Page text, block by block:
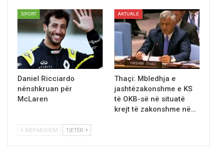
SPORT
Daniel Ricciardo
nënshkruan për
McLaren
AKTUALE
Thaçi: Mbledhja e
jashtëzakonshme e KS
të OKB-së në situatë
krejt të zakonshme në…
MËPARSHËM TJETËR